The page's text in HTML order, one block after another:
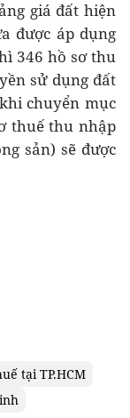
giá đất hiện
được áp dụng
346 hồ sơ thu
sử dụng đất
chuyển mục
thuế thu nhập
sản) sẽ được
tại TP.HCM